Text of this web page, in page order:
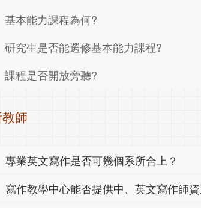
基本能力課程為何?
研究生是否能選修基本能力課程?
課程是否開放旁聽?
師
專業英文寫作是否可幾個系所合上？
寫作教學中心能否提供中、英文寫作師